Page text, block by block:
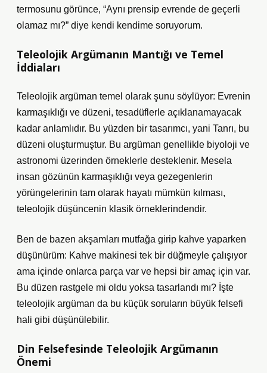
termosunu görünce, “Aynı prensip evrende de geçerli
olamaz mı?” diye kendi kendime soruyorum.
Teleolojik Argümanın Mantığı ve Temel
İddiaları
Teleolojik argüman temel olarak şunu söylüyor: Evrenin
karmaşıklığı ve düzeni, tesadüflerle açıklanamayacak
kadar anlamlıdır. Bu yüzden bir tasarımcı, yani Tanrı, bu
düzeni oluşturmuştur. Bu argüman genellikle biyoloji ve
astronomi üzerinden örneklerle desteklenir. Mesela
insan gözünün karmaşıklığı veya gezegenlerin
yörüngelerinin tam olarak hayatı mümkün kılması,
teleolojik düşüncenin klasik örneklerindendir.
Ben de bazen akşamları mutfağa girip kahve yaparken
düşünürüm: Kahve makinesi tek bir düğmeyle çalışıyor
ama içinde onlarca parça var ve hepsi bir amaç için var.
Bu düzen rastgele mi oldu yoksa tasarlandı mı? İşte
teleolojik argüman da bu küçük soruların büyük felsefi
hali gibi düşünülebilir.
Din Felsefesinde Teleolojik Argümanın
Önemi